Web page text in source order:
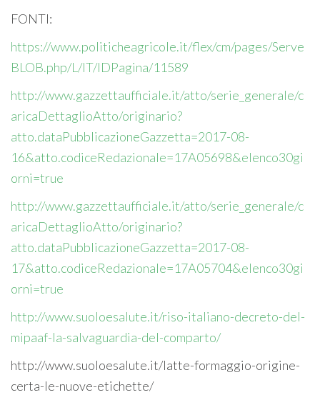
FONTI:
https://www.politicheagricole.it/flex/cm/pages/Serve
BLOB.php/L/IT/IDPagina/11589
http://www.gazzettaufficiale.it/atto/serie_generale/c
aricaDettaglioAtto/originario?
atto.dataPubblicazioneGazzetta=2017-08-
16&atto.codiceRedazionale=17A05698&elenco30gi
orni=true
http://www.gazzettaufficiale.it/atto/serie_generale/c
aricaDettaglioAtto/originario?
atto.dataPubblicazioneGazzetta=2017-08-
17&atto.codiceRedazionale=17A05704&elenco30gi
orni=true
http://www.suoloesalute.it/riso-italiano-decreto-del-
mipaaf-la-salvaguardia-del-comparto/
http://www.suoloesalute.it/latte-formaggio-origine-
certa-le-nuove-etichette/